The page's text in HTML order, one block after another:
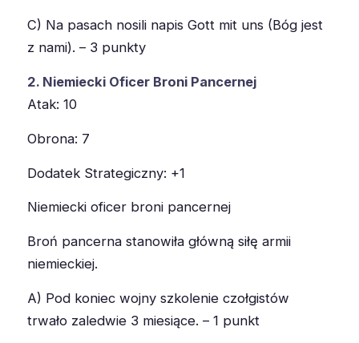
C) Na pasach nosili napis Gott mit uns (Bóg jest
z nami). – 3 punkty
2. Niemiecki Oficer Broni Pancernej
Atak: 10
Obrona: 7
Dodatek Strategiczny: +1
Niemiecki oficer broni pancernej
Broń pancerna stanowiła główną siłę armii
niemieckiej.
A) Pod koniec wojny szkolenie czołgistów
trwało zaledwie 3 miesiące. – 1 punkt